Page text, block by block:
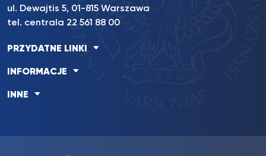
ul. Dewajtis 5, 01-815 Warszawa
tel. centrala 22 561 88 00
PRZYDATNE LINKI
INFORMACJE
INNE